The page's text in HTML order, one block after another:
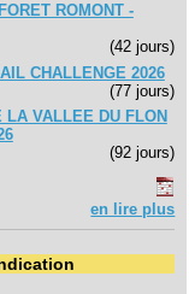
ROMONT -
(42 jours)
CHALLENGE 2026
(77 jours)
LA VALLEE DU FLON
(92 jours)
en lire plus